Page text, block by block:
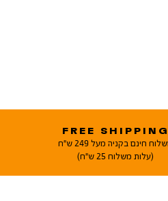
FREE SHIPPING
חינם בקניה מעל 249 ש"ח
(עלות משלוח 25 ש"ח)